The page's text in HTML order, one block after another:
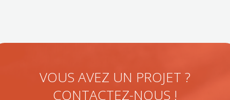
VOUS AVEZ UN PROJET ?
CONTACTEZ-NOUS !